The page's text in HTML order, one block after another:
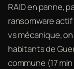
RAID en panne,
ransomware
vs mécanique,
habitants de
commune (17